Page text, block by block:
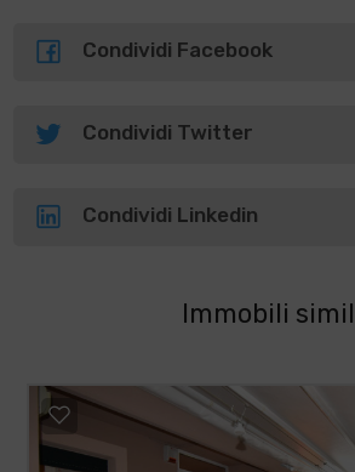
Condividi Facebook
Condividi Twitter
Condividi Linkedin
Immobili